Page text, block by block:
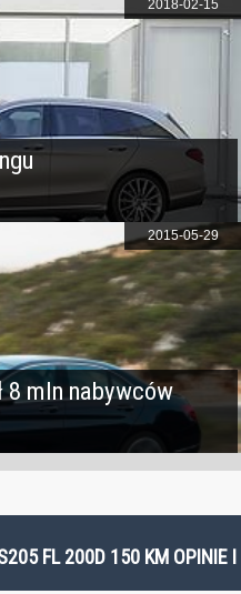
2018-02-15
8 mln nabywców
2015-05-29
FL 200D 150 KM OPINIE I